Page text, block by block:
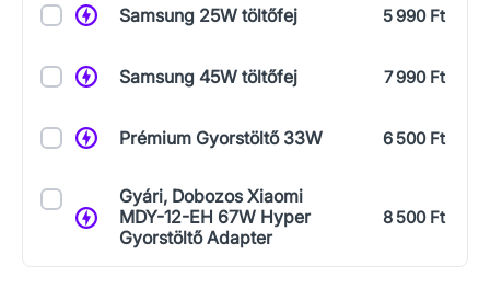
Samsung 25W töltőfej 5 990 Ft
Samsung 45W töltőfej 7 990 Ft
Prémium Gyorstöltő 33W 6 500 Ft
Gyári, Dobozos Xiaomi
MDY-12-EH 67W Hyper
Gyorstöltő Adapter
8 500 Ft